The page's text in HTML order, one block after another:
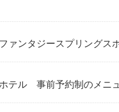
ァンタジースプリング
テル 事前予約制のメニ